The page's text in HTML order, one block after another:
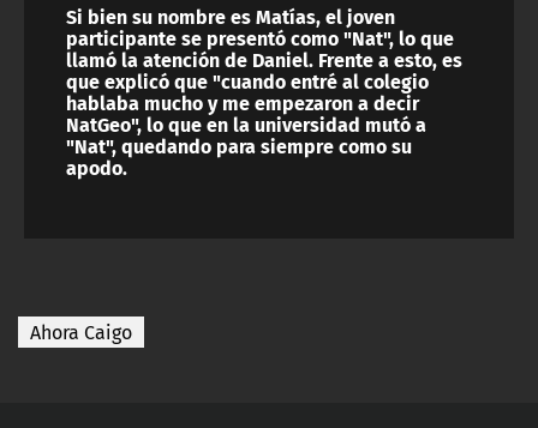
Si bien su nombre es Matías, el joven
participante se presentó como "Nat", lo que
llamó la atención de Daniel. Frente a esto, es
que explicó que "cuando entré al colegio
hablaba mucho y me empezaron a decir
NatGeo", lo que en la universidad mutó a
"Nat", quedando para siempre como su
apodo.
Ahora Caigo